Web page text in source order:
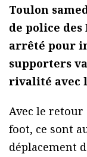
Toulon
de police des
arrêté pour
supporters
rivalité avec
Avec le retour
foot, ce sont
déplacement